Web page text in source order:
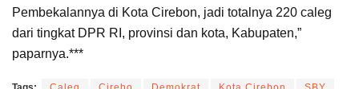
Pembekalannya di Kota Cirebon, jadi totalnya 220 caleg
dari tingkat DPR RI, provinsi dan kota, Kabupaten,”
paparnya.***